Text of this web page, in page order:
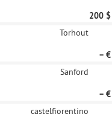
200 $
Torhout
– €
Sanford
– €
castelfiorentino